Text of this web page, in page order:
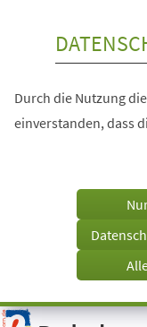
Visuelle
Durch die Nutzung
einverstanden, dass